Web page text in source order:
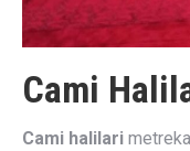
Cami
Cami halilari